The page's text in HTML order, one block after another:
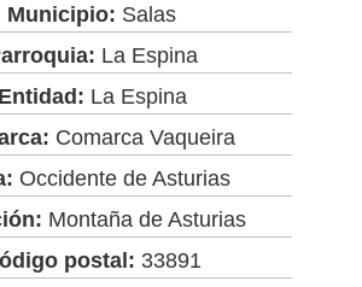
Municipio: Salas
La Espina
Entidad: La Espina
Comarca Vaqueira
Occidente de Asturias
Montaña de Asturias
postal: 33891